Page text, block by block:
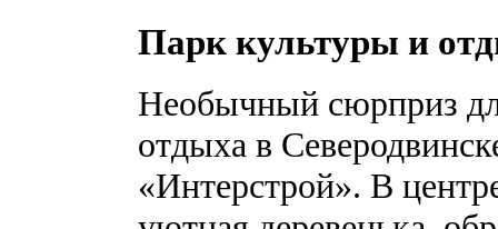
Парк культуры и
Необычный сюрприз
отдыха в
«Интерстрой». В